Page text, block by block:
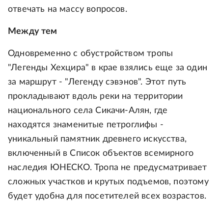
отвечать на массу вопросов.
Между тем
Одновременно с обустройством тропы
"Легенды Хехцира" в крае взялись еще за один
за маршрут - "Легенду сэвэнов". Этот путь
прокладывают вдоль реки на территории
национального села Сикачи-Алян, где
находятся знаменитые петроглифы -
уникальный памятник древнего искусства,
включенный в Список объектов всемирного
наследия ЮНЕСКО. Тропа не предусматривает
сложных участков и крутых подъемов, поэтому
будет удобна для посетителей всех возрастов.